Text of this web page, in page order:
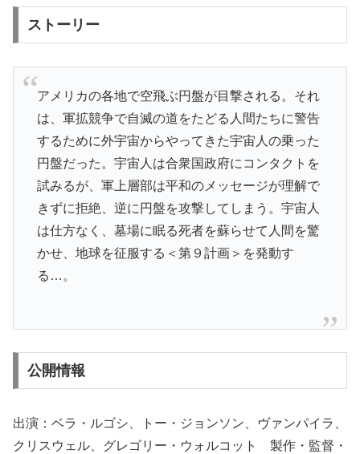
ストーリー
アメリカの各地で空飛ぶ円盤が目撃される。それ
は、軍拡競争で自滅の道をたどる人間たちに警告
するために外宇宙からやってきた宇宙人の乗った
円盤だった。宇宙人は合衆国政府にコンタクトを
試みるが、軍上層部は平和のメッセージが理解で
きずに拒絶、逆に円盤を攻撃してしまう。宇宙人
は仕方なく、墓場に眠る死者を蘇らせて人間を驚
かせ、地球を征服する＜第９計画＞を発動す
る…。
公開情報
出演：ベラ・ルゴシ、トー・ジョンソン、ヴァンパイラ、
クリスウェル、グレゴリー・ウォルコット 製作・監督・